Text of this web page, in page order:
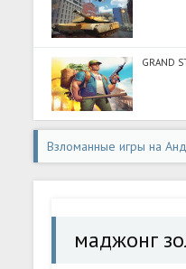
GRAND
Взломанные игры на
Взломанная игра
маджонг